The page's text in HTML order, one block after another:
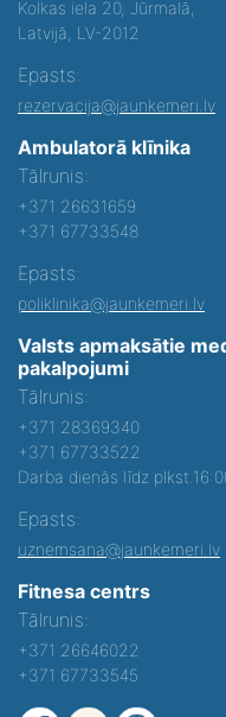
Kolkas iela 20, Jūrmalā,
Latvijā, LV-2012
Epasts:
rezervacija@jaunkemeri.lv
Ambulatorā klīnika
Tālrunis:
+371 26631659
+371 67733548
Epasts:
poliklinika@jaunkemeri.lv
Valsts apmaksātie
pakalpojumi
Tālrunis:
+371 28369340
+371 67733522
Darba dienās līdz
Epasts:
uznemsana@jaunkemeri.lv
Fitnesa centrs
Tālrunis:
+371 26646022
+371 67733545